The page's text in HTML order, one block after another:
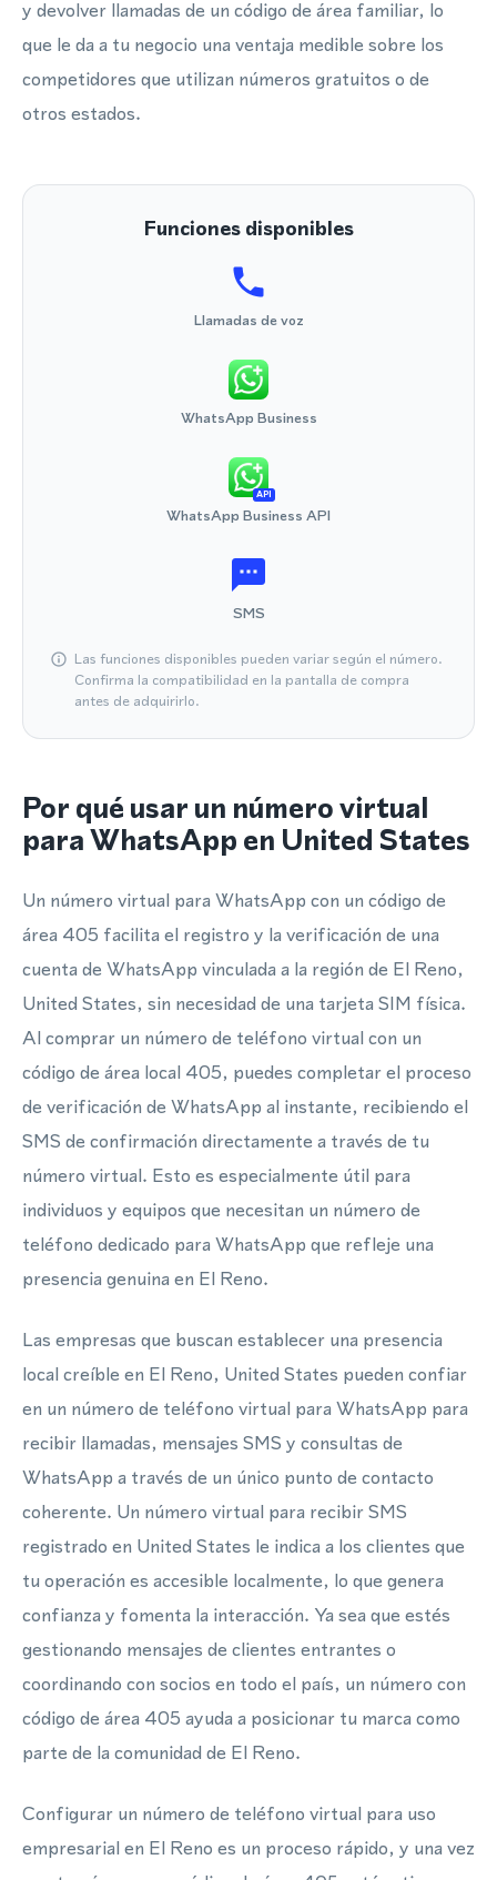
y devolver llamadas de un código de área familiar, lo
que le da a tu negocio una ventaja medible sobre los
competidores que utilizan números gratuitos o de
otros estados.
Funciones disponibles
Llamadas de voz
WhatsApp Business
API
WhatsApp Business API
SMS
Las funciones disponibles pueden variar según el número.
Confirma la compatibilidad en la pantalla de compra
antes de adquirirlo.
Por qué usar un número virtual
para WhatsApp en United States
Un número virtual para WhatsApp con un código de
área 405 facilita el registro y la verificación de una
cuenta de WhatsApp vinculada a la región de El Reno,
United States, sin necesidad de una tarjeta SIM física.
Al comprar un número de teléfono virtual con un
código de área local 405, puedes completar el proceso
de verificación de WhatsApp al instante, recibiendo el
SMS de confirmación directamente a través de tu
número virtual. Esto es especialmente útil para
individuos y equipos que necesitan un número de
teléfono dedicado para WhatsApp que refleje una
presencia genuina en El Reno.
Las empresas que buscan establecer una presencia
local creíble en El Reno, United States pueden confiar
en un número de teléfono virtual para WhatsApp para
recibir llamadas, mensajes SMS y consultas de
WhatsApp a través de un único punto de contacto
coherente. Un número virtual para recibir SMS
registrado en United States le indica a los clientes que
tu operación es accesible localmente, lo que genera
confianza y fomenta la interacción. Ya sea que estés
gestionando mensajes de clientes entrantes o
coordinando con socios en todo el país, un número con
código de área 405 ayuda a posicionar tu marca como
parte de la comunidad de El Reno.
Configurar un número de teléfono virtual para uso
empresarial en El Reno es un proceso rápido, y una vez